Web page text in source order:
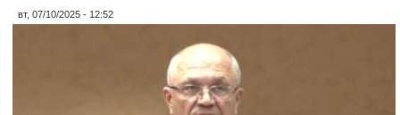
вт, 07/10/2025 - 12:52